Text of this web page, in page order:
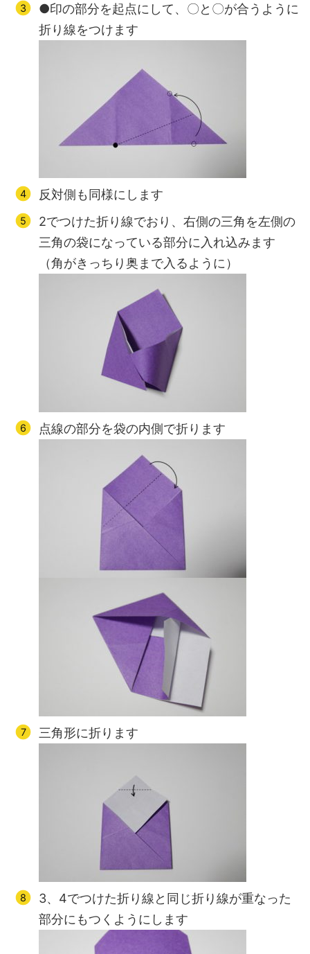
●印の部分を起点にして、〇と〇が合うように
折り線をつけます
反対側も同様にします
2でつけた折り線でおり、右側の三角を左側の
三角の袋になっている部分に入れ込みます
（角がきっちり奥まで入るように）
点線の部分を袋の内側で折ります
三角形に折ります
3、4でつけた折り線と同じ折り線が重なった
部分にもつくようにします